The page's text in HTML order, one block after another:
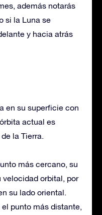
además notarás
si la Luna se
y hacia atrás
en su superficie con
actual es
la Tierra.
más cercano, su
velocidad orbital, por
su lado oriental.
punto más distante,